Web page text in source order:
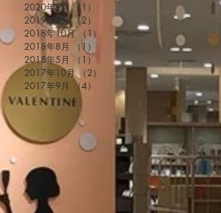
2020年9月 （1）
2019年2月 （2）
2件の記事
2018年10月
（1）
1件の記事
2018年8月
（1）
2018年5月
（1）
1件の記事
2017年10月 （2）
2件の記事
2017年9月
（4）